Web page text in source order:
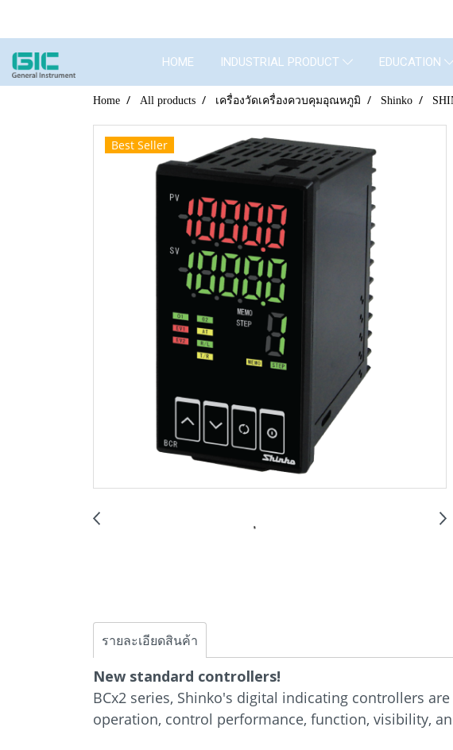
HOME INDUSTRIAL PRODUCT EDUCATION
Home All products เครื่องวัดเครื่องควบคุมอุณหภูมิ Shinko
Best Seller
รายละเอียดสินค้า
New standard controllers!
BCx2 series, Shinko's digital indicating controllers
operation, control performance, function, visibility,